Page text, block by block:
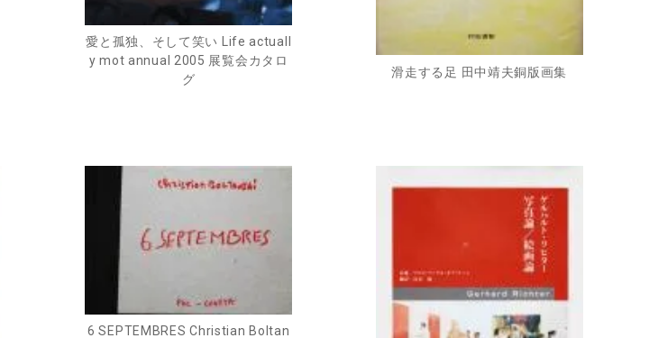
愛と孤独、そして笑い Life actuall
y mot annual 2005 展覧会カタロ
グ
滑走する足 田中靖夫銅版画集
6 SEPTEMBRES Christian Boltan